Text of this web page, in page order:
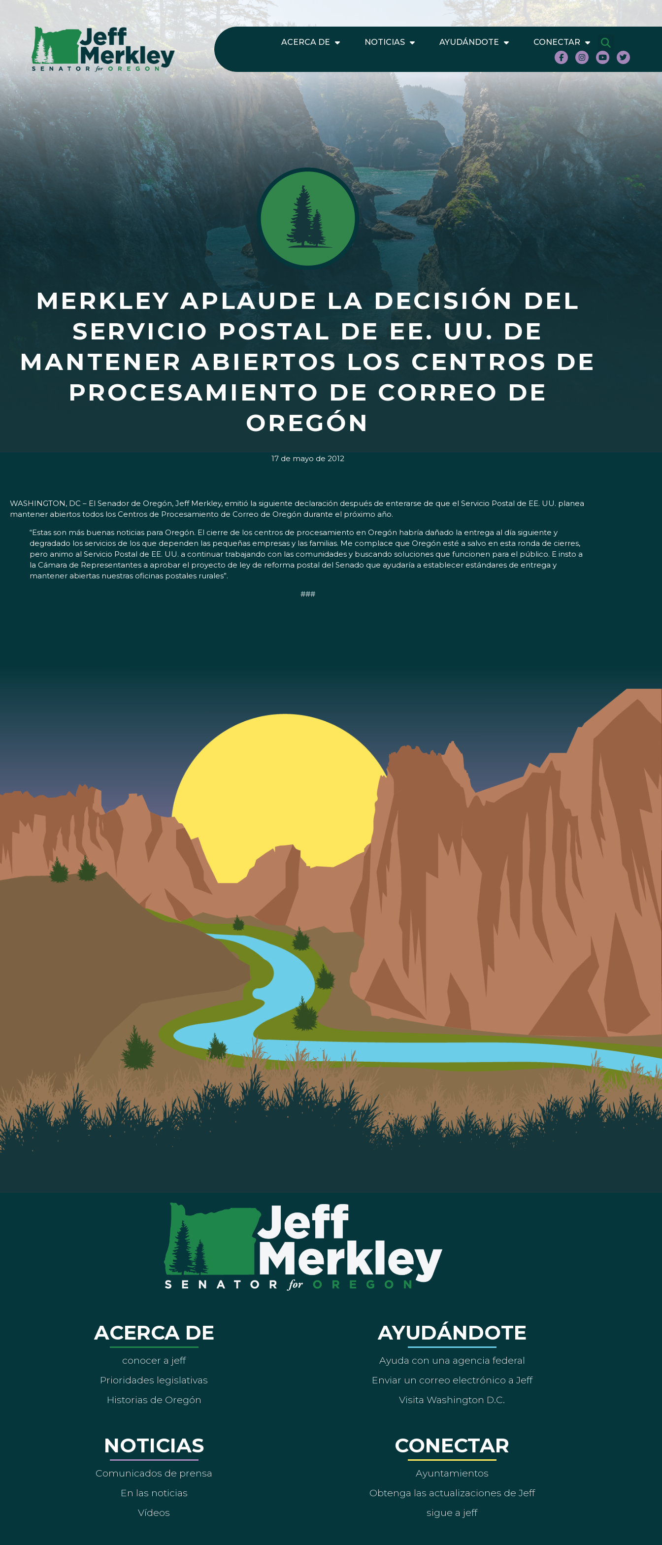
ACERCA DE NOTICIAS AYUDÁNDOTE CONECTAR
MERKLEY APLAUDE LA DECISIÓN DEL
SERVICIO POSTAL DE EE. UU. DE
MANTENER ABIERTOS LOS CENTROS DE
PROCESAMIENTO DE CORREO DE
OREGÓN
17 de mayo de 2012
WASHINGTON, DC – El Senador de Oregón, Jeff Merkley, emitió la siguiente declaración después de enterarse de que el Servicio Postal de EE. UU. planea
mantener abiertos todos los Centros de Procesamiento de Correo de Oregón durante el próximo año.
“Estas son más buenas noticias para Oregón. El cierre de los centros de procesamiento en Oregón habría dañado la entrega al día siguiente y
degradado los servicios de los que dependen las pequeñas empresas y las familias. Me complace que Oregón esté a salvo en esta ronda de cierres,
pero animo al Servicio Postal de EE. UU. a continuar trabajando con las comunidades y buscando soluciones que funcionen para el público. E insto a
la Cámara de Representantes a aprobar el proyecto de ley de reforma postal del Senado que ayudaría a establecer estándares de entrega y
mantener abiertas nuestras oficinas postales rurales”.
###
ACERCA DE
conocer a jeff
Prioridades legislativas
Historias de Oregón
NOTICIAS
Comunicados de prensa
En las noticias
Vídeos
AYUDÁNDOTE
Ayuda con una agencia federal
Enviar un correo electrónico a Jeff
Visita Washington D.C.
CONECTAR
Ayuntamientos
Obtenga las actualizaciones de Jeff
sigue a jeff